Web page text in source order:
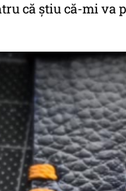
că știu că-mi va